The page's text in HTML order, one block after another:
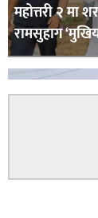
महोत्तरी २ मा
रामसुहाग